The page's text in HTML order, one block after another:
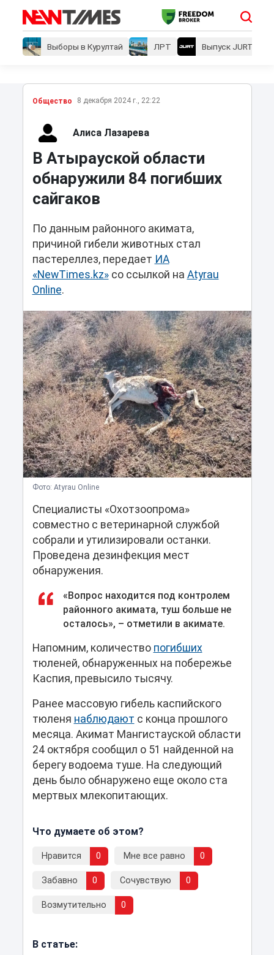
Выборы в Курултай ЛРТ Выпуск JURT
Общество 8 декабря 2024 г., 22:22
Алиса Лазарева
В Атырауской области
обнаружили 84 погибших
сайгаков
По данным районного акимата,
причиной гибели животных стал
пастереллез, передает ИА
«NewTimes.kz»со ссылкой на Atyrau
Online.
Фото: Atyrau Online
Специалисты «Охотзоопрома»
совместно с ветеринарной службой
собрали и утилизировали останки.
Проведена дезинфекция мест
обнаружения.
«Вопрос находится под контролем
районного акимата, туш больше не
осталось», – отметили в акимате.
Напомним, количество погибших
тюленей, обнаруженных на побережье
Каспия, превысило тысячу.
Ранее массовую гибель каспийского
тюленя наблюдают с конца прошлого
месяца. Акимат Мангистауской области
24 октября сообщил о 51 найденной на
берегу водоема туше. На следующий
день было обнаружено еще около ста
мертвых млекопитающих.
Что думаете об этом?
Нравится 0 Мне все равно 0
Забавно 0 Сочувствую 0
Возмутительно 0
В статье: